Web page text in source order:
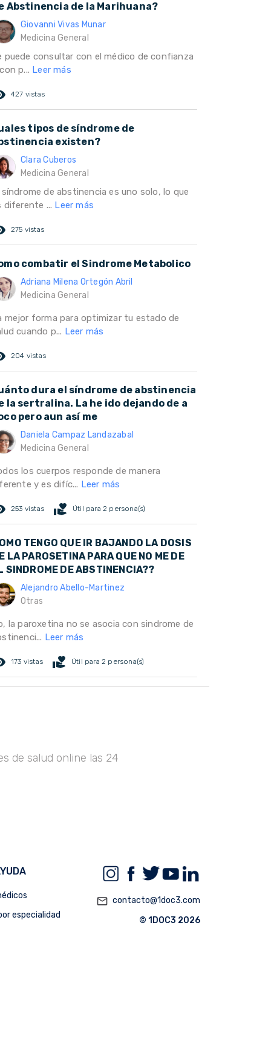
Abstinencia de la Marihuana?
Giovanni Vivas Munar
Medicina General
puede consultar con el médico de confianza
p... Leer más
427 vistas
tipos de síndrome de
existen?
Clara Cuberos
Medicina General
síndrome de abstinencia es uno solo, lo que
diferente ... Leer más
275 vistas
combatir el Sindrome Metabolico
Adriana Milena Ortegón Abril
Medicina General
mejor forma para optimizar tu estado de
cuando p... Leer más
204 vistas
dura el síndrome de abstinencia
la sertralina. La he ido dejando de a
pero aun así me
Daniela Campaz Landazabal
Medicina General
los cuerpos responde de manera
y es difíc... Leer más
253 vistas volunteer_activism Útil para 2 persona(s)
TENGO QUE IR BAJANDO LA DOSIS
LA PAROSETINA PARA QUE NO ME DE
SINDROME DE ABSTINENCIA??
Alejandro Abello-Martinez
Otras
la paroxetina no se asocia con sindrome de
Leer más
173 vistas volunteer_activism Útil para 2 persona(s)
de salud online las 24
especialidad
mail_outline contacto@1doc3.com
© 1DOC3 2026